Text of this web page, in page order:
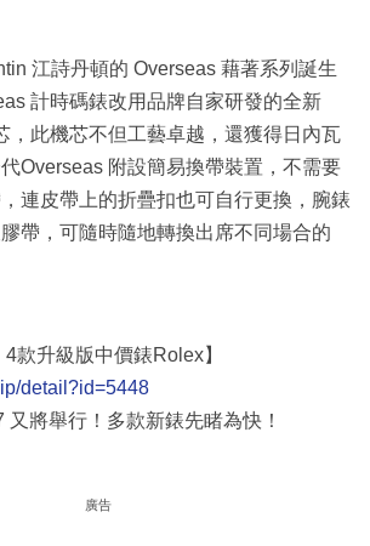
江詩丹頓的 Overseas 藉著系列誕生
計時碼錶改用品牌自家研發的全新
，此機芯不但工藝卓越，還獲得日內瓦
Overseas 附設簡易換帶裝置，不需要
連皮帶上的折疊扣也可自行更換，腕錶
帶，可隨時隨地轉換出席不同場合的
4款升級版中價錶Rolex】
detail?id=5448
又將舉行！多款新錶先睹為快！
廣告